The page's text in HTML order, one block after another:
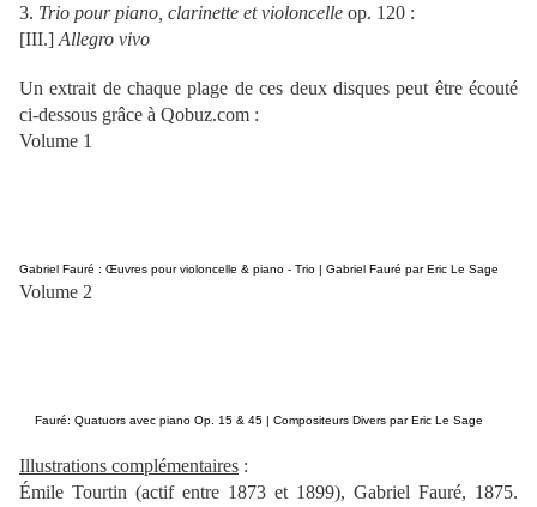
3. Trio pour piano, clarinette et violoncelle op. 120 :
[III.] Allegro vivo
Un extrait de chaque plage de ces deux disques peut être écouté
ci-dessous grâce à Qobuz.com :
Volume 1
Gabriel Fauré : Œuvres pour violoncelle & piano - Trio | Gabriel Fauré par Eric Le Sage
Volume 2
Fauré: Quatuors avec piano Op. 15 & 45 | Compositeurs Divers par Eric Le Sage
Illustrations complémentaires :
Émile Tourtin (actif entre 1873 et 1899), Gabriel Fauré, 1875.